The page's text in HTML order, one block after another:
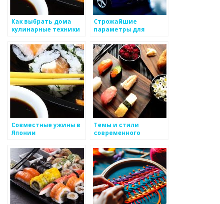
Как выбрать дома
кулинарные техники
Строжайшие
параметры для
угощения
Совместные ужины в
Японии
Темы и стили
современного